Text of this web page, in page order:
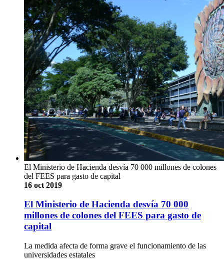
El Ministerio de Hacienda desvía 70 000 millones de colones
del FEES para gasto de capital
16 oct 2019
El Ministerio de Hacienda desvía 70 000
millones de colones del FEES para gasto de
capital
La medida afecta de forma grave el funcionamiento de las
universidades estatales